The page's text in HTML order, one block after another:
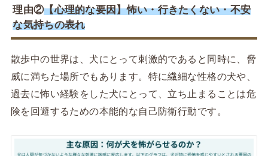
理由②【心理的な要因】怖い・行きたくない・不安
な気持ちの表れ
散歩中の世界は、犬にとって刺激的であると同時に、脅
威に満ちた場所でもあります。特に繊細な性格の犬や、
過去に怖い経験をした犬にとって、立ち止まることは危
険を回避するための本能的な自己防衛行動です。